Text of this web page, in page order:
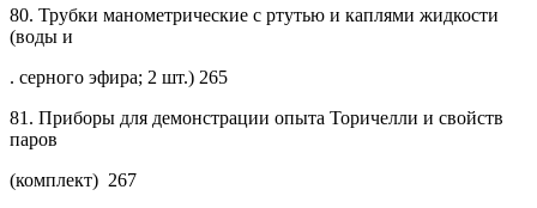
80. Трубки манометрические с ртутью и каплями жидкости
(воды и
. серного эфира; 2 шт.) 265
81. Приборы для демонстрации опыта Торичелли и свойств
паров
(комплект) 267